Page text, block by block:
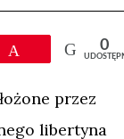
Przypnij 0
przez
libertyna